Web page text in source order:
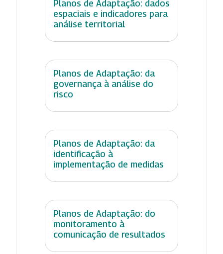
Planos de Adaptação: dados
espaciais e indicadores para
análise territorial
Planos de Adaptação: da
governança à análise do
risco
Planos de Adaptação: da
identificação à
implementação de medidas
Planos de Adaptação: do
monitoramento à
comunicação de resultados